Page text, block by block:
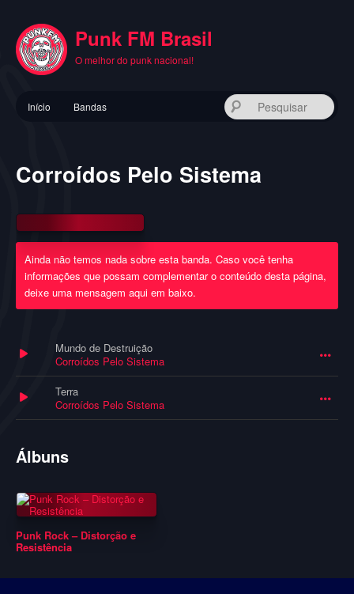
conteúdo
principal
Punk FM Brasil
O melhor do punk nacional!
principal
Início Bandas
Corroídos Pelo Sistema
Ainda não temos nada sobre esta banda. Caso você tenha
informações que possam complementar o conteúdo desta página,
deixe uma mensagem aqui em baixo.
Mundo de Destruição
Corroídos Pelo Sistema
Terra
Corroídos Pelo Sistema
Álbuns
Punk Rock – Distorção e
Resistência